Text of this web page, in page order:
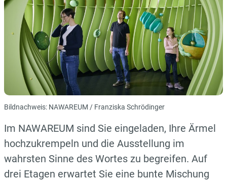
Bildnachweis: NAWAREUM / Franziska Schrödinger
Im NAWAREUM sind Sie eingeladen, Ihre Ärmel
hochzukrempeln und die Ausstellung im
wahrsten Sinne des Wortes zu begreifen. Auf
drei Etagen erwartet Sie eine bunte Mischung